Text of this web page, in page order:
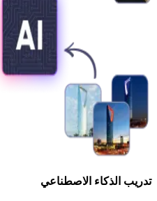
تدريب الذكاء الاصطناعي